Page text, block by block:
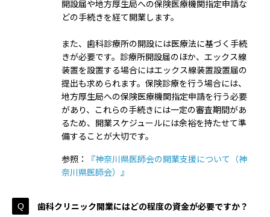
開設届や地方厚生局への保険医療機関指定申請な
どの手続きを経て開業します。
また、歯科診療所の開設には医療法に基づく手続
きが必要です。診療所開設届のほか、エックス線
装置を設置する場合にはエックス線装置設置届の
提出も求められます。保険診療を行う場合には、
地方厚生局への保険医療機関指定申請を行う必要
があり、これらの手続きには一定の審査期間があ
るため、開業スケジュールには余裕を持たせて準
備することが大切です。
参照：
『神奈川県医師会の開業支援について（神
奈川県医師会）』
歯科クリニック開業にはどの程度の資金が必要ですか？